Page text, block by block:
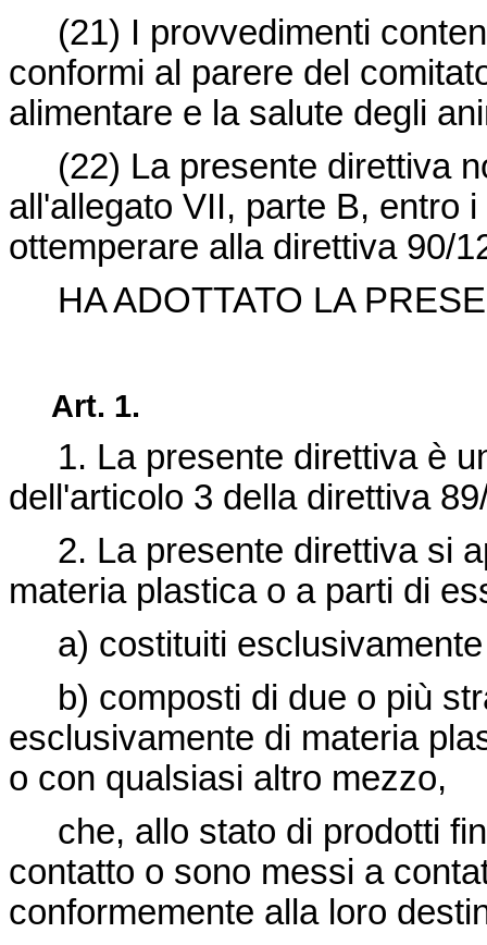
(21) I provvedimenti
conformi al parere del
alimentare e la salute degli
(22) La presente direttiva
all'allegato VII, parte B, entro
ottemperare alla direttiva 90/
HA ADOTTATO LA
Art. 1.
1. La presente direttiva è
dell'articolo 3 della direttiva
2. La presente direttiva si
materia plastica o a parti di
a) costituiti
b) composti di due o più
esclusivamente di materia
o con qualsiasi altro mezzo,
che, allo stato di prodotti
contatto o sono messi a
conformemente alla loro